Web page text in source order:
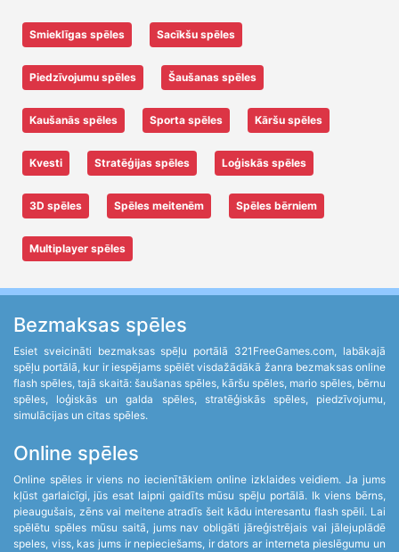
Smieklīgas spēles Sacīkšu spēles
Piedzīvojumu spēles Šaušanas spēles
Kaušanās spēles Sporta spēles Kāršu spēles
Kvesti Stratēģijas spēles Loģiskās spēles
3D spēles Spēles meitenēm Spēles bērniem
Multiplayer spēles
Bezmaksas spēles
Esiet sveicināti bezmaksas spēļu portālā 321FreeGames.com, labākajā
spēļu portālā, kur ir iespējams spēlēt visdažādākā žanra bezmaksas online
flash spēles, tajā skaitā: šaušanas spēles, kāršu spēles, mario spēles, bērnu
spēles, loģiskās un galda spēles, stratēģiskās spēles, piedzīvojumu,
simulācijas un citas spēles.
Online spēles
Online spēles ir viens no iecienītākiem online izklaides veidiem. Ja jums
kļūst garlaicīgi, jūs esat laipni gaidīts mūsu spēļu portālā. Ik viens bērns,
pieaugušais, zēns vai meitene atradīs šeit kādu interesantu flash spēli. Lai
spēlētu spēles mūsu saitā, jums nav obligāti jāreģistrējais vai jālejuplādē
speles, viss, kas jums ir nepieciešams, ir dators ar interneta pieslēgumu un